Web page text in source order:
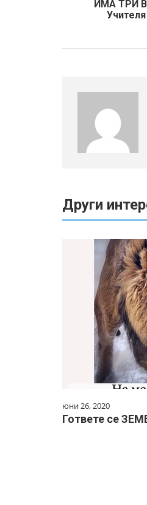
ИМА ТРИ
Други
юни 26, 2020
Гответе се